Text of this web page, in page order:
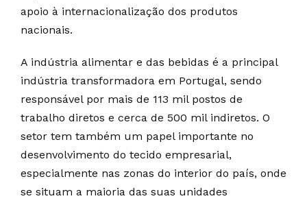
apoio à internacionalização dos produtos
nacionais.
A indústria alimentar e das bebidas é a principal
indústria transformadora em Portugal, sendo
responsável por mais de 113 mil postos de
trabalho diretos e cerca de 500 mil indiretos. O
setor tem também um papel importante no
desenvolvimento do tecido empresarial,
especialmente nas zonas do interior do país, onde
se situam a maioria das suas unidades